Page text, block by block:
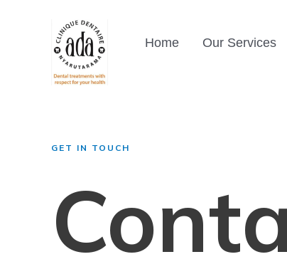
Home Our Services
GET IN TOUCH